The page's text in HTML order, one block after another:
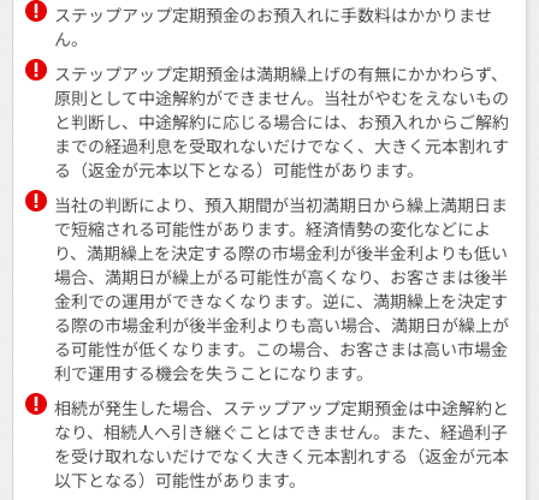
ステップアップ定期預金のお預入れに手数料はかかりませ
ん。
ステップアップ定期預金は満期繰上げの有無にかかわらず、
原則として中途解約ができません。当社がやむをえないもの
と判断し、中途解約に応じる場合には、お預入れからご解約
までの経過利息を受取れないだけでなく、大きく元本割れす
る（返金が元本以下となる）可能性があります。
当社の判断により、預入期間が当初満期日から繰上満期日ま
で短縮される可能性があります。経済情勢の変化などによ
り、満期繰上を決定する際の市場金利が後半金利よりも低い
場合、満期日が繰上がる可能性が高くなり、お客さまは後半
金利での運用ができなくなります。逆に、満期繰上を決定す
る際の市場金利が後半金利よりも高い場合、満期日が繰上が
る可能性が低くなります。この場合、お客さまは高い市場金
利で運用する機会を失うことになります。
相続が発生した場合、ステップアップ定期預金は中途解約と
なり、相続人へ引き継ぐことはできません。また、経過利子
を受け取れないだけでなく大きく元本割れする（返金が元本
以下となる）可能性があります。